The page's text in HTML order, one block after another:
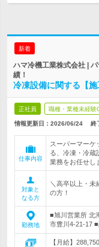
新着
ハマ冷機工業株式会社 |
績！
冷凍設備に関する【
正社員 職種・業種未経験
情報更新日：2026/06/24 終
仕事内容
スーパーマーケ
る、冷凍・冷蔵
業務をお任せし
対象と
なる方
＼高卒以上・未
の方！
勤務地
■旭川営業所 北
市豊川4-21-17
【月給】